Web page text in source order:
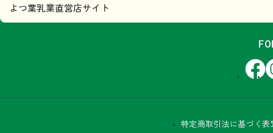
よつ葉乳業直営店サイト
Facebook
特定商取引法に基づく表